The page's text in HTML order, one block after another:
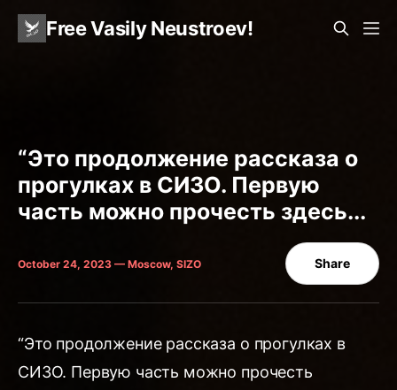
Free Vasily Neustroev!
“Это продолжение рассказа о
прогулках в СИЗО. Первую
часть можно прочесть здесь...
October 24, 2023 — Moscow, SIZO Share
“Это продолжение рассказа о прогулках в
СИЗО. Первую часть можно прочесть